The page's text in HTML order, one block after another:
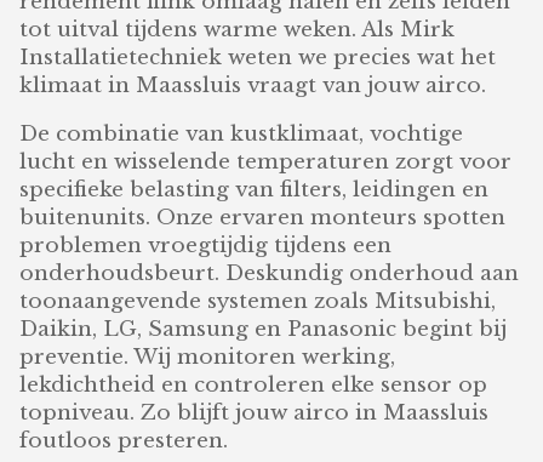
tot uitval tijdens warme weken. Als Mirk
Installatietechniek weten we precies wat het
klimaat in Maassluis vraagt van jouw airco.
De combinatie van kustklimaat, vochtige
lucht en wisselende temperaturen zorgt voor
specifieke belasting van filters, leidingen en
buitenunits. Onze ervaren monteurs spotten
problemen vroegtijdig tijdens een
onderhoudsbeurt. Deskundig onderhoud aan
toonaangevende systemen zoals Mitsubishi,
Daikin, LG, Samsung en Panasonic begint bij
preventie. Wij monitoren werking,
lekdichtheid en controleren elke sensor op
topniveau. Zo blijft jouw airco in Maassluis
foutloos presteren.